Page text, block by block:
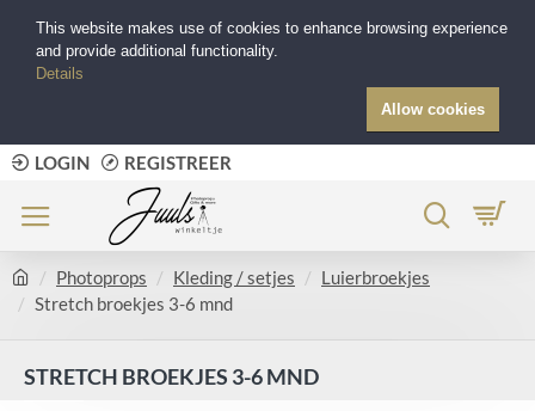
LOGIN REGISTREER
Photoprops Kleding / setjes
Luierbroekjes
Stretch broekjes 3-6 mnd
STRETCH BROEKJES 3-6 MND
This website makes use of cookies to enhance browsing experience
and provide additional functionality.
Details
Allow cookies